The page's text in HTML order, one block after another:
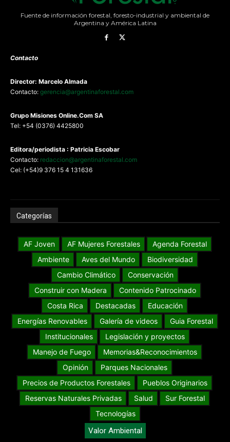
Fuente de información forestal, foresto-industrial y ambiental de
Argentina y América Latina
Contacto
Director: Marcelo Almada
Contacto: gerencia@argentinaforestal.com
Grupo Misiones Online.Com SA
Tel: +54 (0376) 4425800
Editora/periodista : Patricia Escobar
Contacto: redaccion@argentinaforestal.com
Cel: (+54)9 376 15 4 131636
Categorías
AF Joven AF Mujeres Forestales
Agenda Forestal
Ambiente
Aves del Mundo
Biodiversidad
Cambio Climático
Conservación
Construir con Madera
Contenido Patrocinado
Costa Rica
Destacadas
Educación
Energías Renovables
Galería de videos
Guia Forestal
Institucionales
Legislación y proyectos
Manejo de Fuego
Memorias&Reconocimientos
Opinión
Parques Nacionales
Precios de Productos Forestales
Pueblos Originarios
Reservas Naturales Privadas
Salud
Sur Forestal
Tecnologías
Valor Ambiental